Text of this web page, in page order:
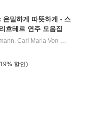
/Kammerorchester Basel
은밀하게 따뜻하게 - 스
흐테르 연주 모음집
, Carl Maria Von Weber
19%